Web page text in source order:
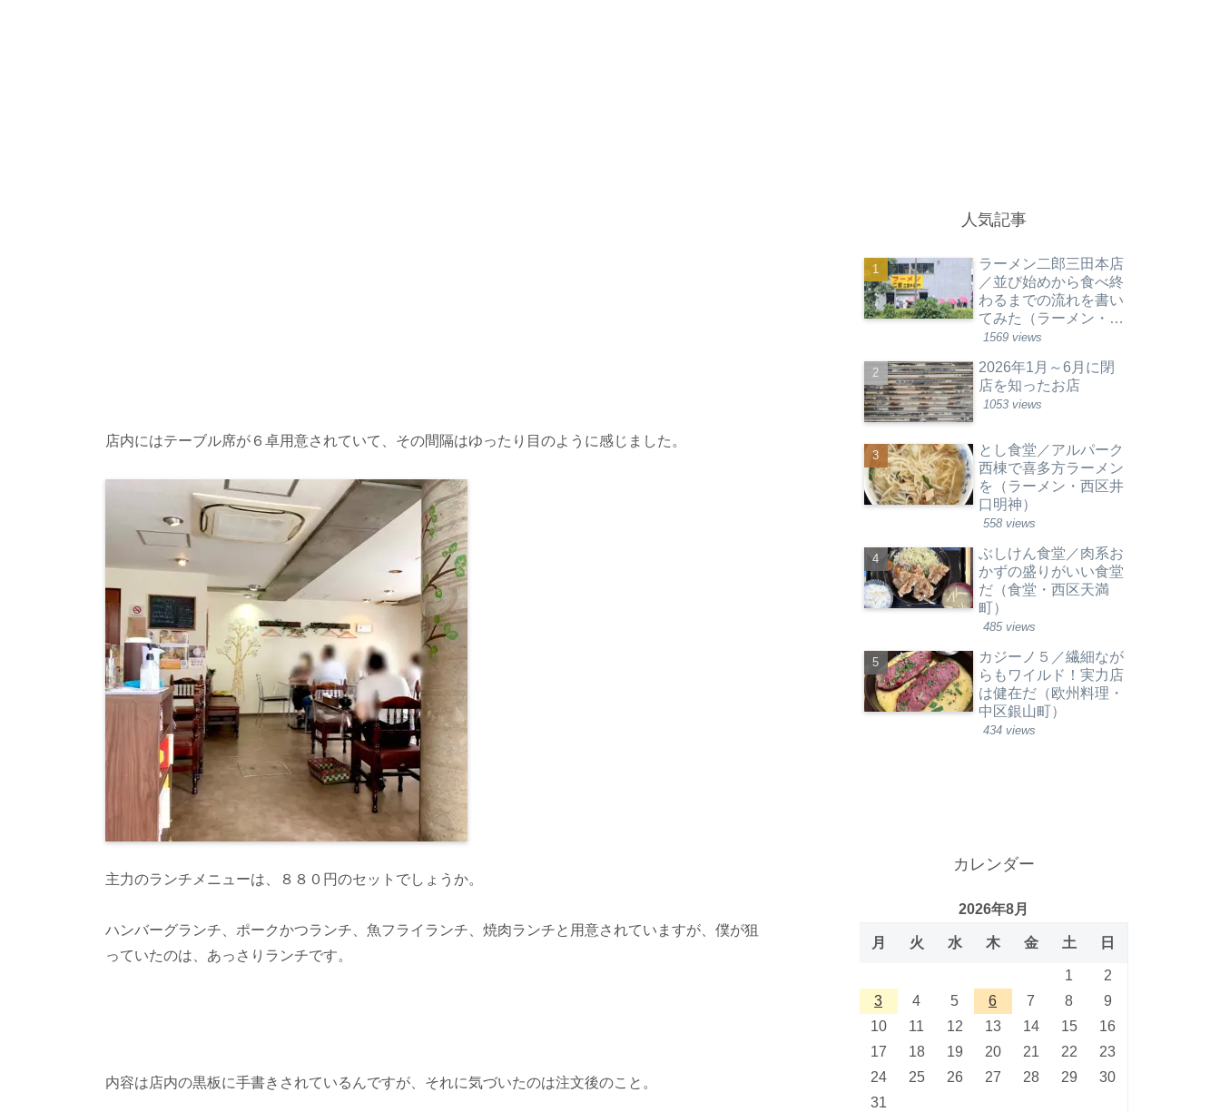
店内にはテーブル席が６卓用意されていて、その間隔はゆったり目のように感じました。
主力のランチメニューは、８８０円のセットでしょうか。
ハンバーグランチ、ポークかつランチ、魚フライランチ、焼肉ランチと用意されていますが、僕が狙
っていたのは、あっさりランチです。
内容は店内の黒板に手書きされているんですが、それに気づいたのは注文後のこと。
人気記事
ラーメン二郎三田本店
／並び始めから食べ終
わるまでの流れを書い
てみた（ラーメン・東
京都港区）
1569 views
2026年1月～6月に閉
店を知ったお店
1053 views
とし食堂／アルパーク
西棟で喜多方ラーメン
を（ラーメン・西区井
口明神）
558 views
ぶしけん食堂／肉系お
かずの盛りがいい食堂
だ（食堂・西区天満
町）
485 views
カジーノ５／繊細なが
らもワイルド！実力店
は健在だ（欧州料理・
中区銀山町）
434 views
カレンダー
2026年8月
月 火 水 木 金 土 日
1
2
3
4 5 6 7 8
9
10
11 12 13 14 15
16
17
18 19 20 21 22
23
24
25 26 27 28 29
30
31